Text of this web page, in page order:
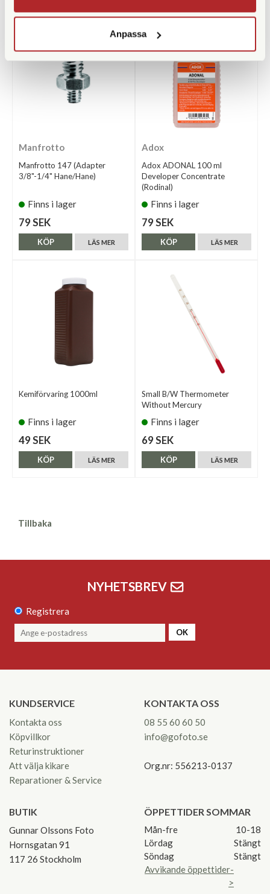
Anpassa
Manfrotto
Manfrotto 147 (Adapter
3/8"-1/4" Hane/Hane)
Finns i lager
79 SEK
LÄS MER
KÖP
Adox
Adox ADONAL 100 ml
Developer Concentrate
(Rodinal)
Finns i lager
79 SEK
LÄS MER
KÖP
Kemiförvaring 1000ml
Finns i lager
49 SEK
LÄS MER
KÖP
Small B/W Thermometer
Without Mercury
Finns i lager
69 SEK
LÄS MER
KÖP
Tillbaka
NYHETSBREV
Registrera
OK
KUNDSERVICE
Kontakta oss
Köpvillkor
Returinstruktioner
Att välja kikare
Reparationer & Service
KONTAKTA OSS
08 55 60 60 50
info@gofoto.se
Org.nr: 556213-0137
BUTIK
Gunnar Olssons Foto
Hornsgatan 91
117 26 Stockholm
ÖPPETTIDER SOMMAR
Mån-fre
10-18
Lördag
Stängt
Söndag
Stängt
Avvikande öppettider-
>